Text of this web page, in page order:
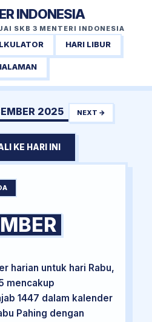
INDONESIA
SKB 3 MENTERI INDONESIA
HARI LIBUR
2025 NEXT →
KE HARI INI
harian untuk hari Rabu,
mencakup
1447 dalam kalender
Pahing dengan